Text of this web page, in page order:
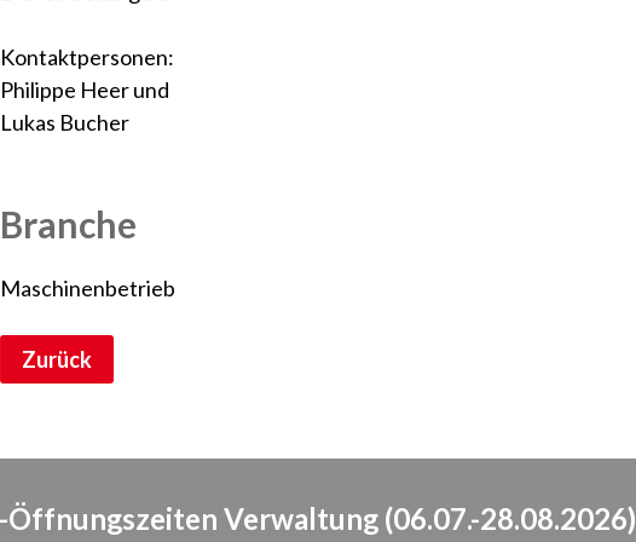
Kontaktpersonen:
Philippe Heer und
Lukas Bucher
Branche
Maschinenbetrieb
Zurück
Öffnungszeiten Verwaltung (06.07.-28.08.2026)